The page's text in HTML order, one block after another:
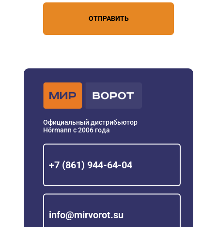
ОТПРАВИТЬ
Официальный дистрибьютор
Hörmann с 2006 года
+7 (861) 944-64-04
info@mirvorot.su